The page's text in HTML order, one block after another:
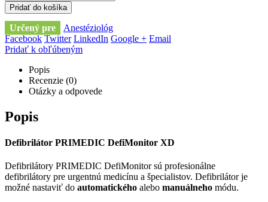
Pridať do košíka
Určený pre
Anestéziológ
Facebook Twitter LinkedIn Google + Email
Pridať k obľúbeným
Popis
Recenzie (0)
Otázky a odpovede
Popis
Defibrilátor PRIMEDIC DefiMonitor XD
Defibrilátory PRIMEDIC DefiMonitor sú profesionálne
defibrilátory pre urgentnú medicínu a špecialistov. Defibrilátor je
možné nastaviť do automatického alebo manuálneho módu.